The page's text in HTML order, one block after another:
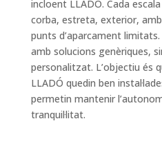
incloent LLADÓ. Cada
corba, estreta, exterior,
punts d’aparcament
amb solucions genèriques,
personalitzat. L’objectiu és
LLADÓ quedin ben
permetin mantenir
tranquil·litat.